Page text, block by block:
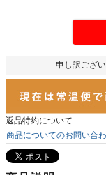
申し訳ござ
返品特約について
商品についてのお問い合